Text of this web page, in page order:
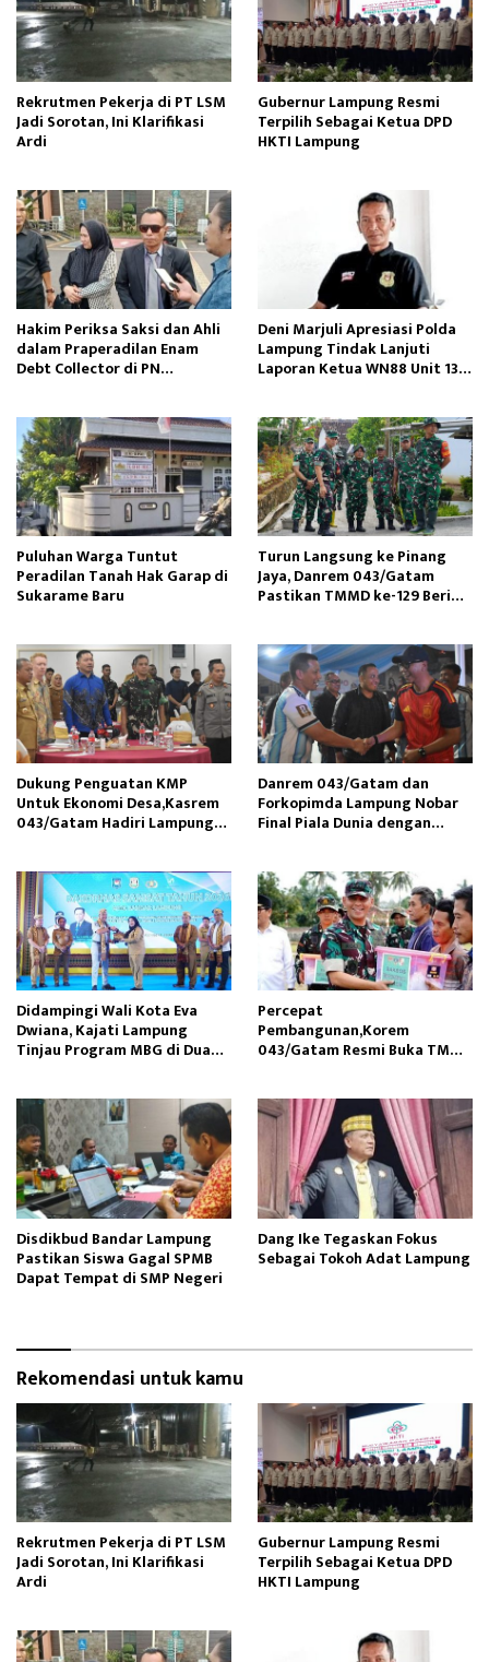
Rekrutmen Pekerja di PT LSM
Jadi Sorotan, Ini Klarifikasi
Ardi
Gubernur Lampung Resmi
Terpilih Sebagai Ketua DPD
HKTI Lampung
Hakim Periksa Saksi dan Ahli
dalam Praperadilan Enam
Debt Collector di PN
Deni Marjuli Apresiasi Polda
Lampung Tindak Lanjuti
Laporan Ketua WN88 Unit 13
Puluhan Warga Tuntut
Peradilan Tanah Hak Garap di
Sukarame Baru
Turun Langsung ke Pinang
Jaya, Danrem 043/Gatam
Pastikan TMMD ke-129 Beri
Dukung Penguatan KMP
Untuk Ekonomi Desa,Kasrem
043/Gatam Hadiri Lampung
Danrem 043/Gatam dan
Forkopimda Lampung Nobar
Final Piala Dunia dengan
Didampingi Wali Kota Eva
Dwiana, Kajati Lampung
Tinjau Program MBG di Dua
Percepat
Pembangunan,Korem
043/Gatam Resmi Buka TMMD
Disdikbud Bandar Lampung
Pastikan Siswa Gagal SPMB
Dapat Tempat di SMP Negeri
Dang Ike Tegaskan Fokus
Sebagai Tokoh Adat Lampung
Rekomendasi untuk kamu
Rekrutmen Pekerja di PT LSM
Jadi Sorotan, Ini Klarifikasi
Ardi
Gubernur Lampung Resmi
Terpilih Sebagai Ketua DPD
HKTI Lampung